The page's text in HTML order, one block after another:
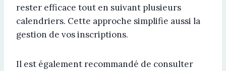
rester efficace tout en suivant plusieurs
calendriers. Cette approche simplifie aussi la
gestion de vos inscriptions.
Il est également recommandé de consulter